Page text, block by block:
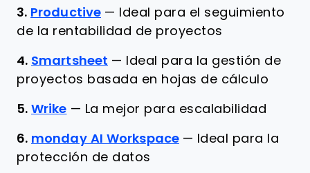
3. Productive —
Ideal para el seguimiento
de la rentabilidad de proyectos
4. Smartsheet —
Ideal para la gestión de
proyectos basada en hojas de cálculo
5. Wrike — La mejor para escalabilidad
6. monday AI Workspace — Ideal para la
protección de datos